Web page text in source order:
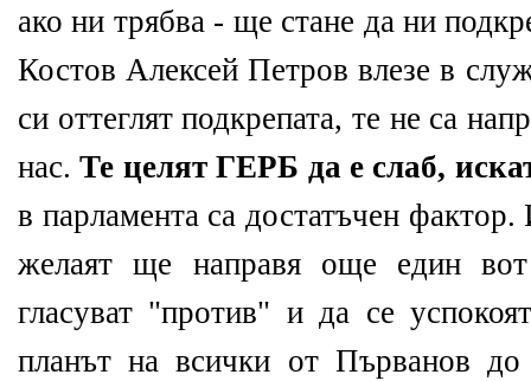
ако ни трябва - ще стане да ни
Костов Алексей Петров влезе в
си оттеглят подкрепата, те не са
нас.Те целят ГЕРБ да е слаб,
в парламента са достатъчен
желаят ще направя още един
гласуват "против" и да се
планът на всички от Първанов